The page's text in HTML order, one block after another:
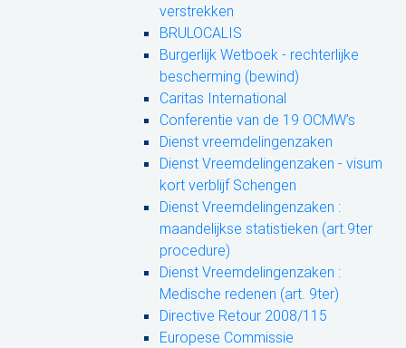
verstrekken
BRULOCALIS
Burgerlijk Wetboek - rechterlijke
bescherming (bewind)
Caritas International
Conferentie van de 19 OCMW’s
Dienst vreemdelingenzaken
Dienst Vreemdelingenzaken - visum
kort verblijf Schengen
Dienst Vreemdelingenzaken :
maandelijkse statistieken (art.9ter
procedure)
Dienst Vreemdelingenzaken :
Medische redenen (art. 9ter)
Directive Retour 2008/115
Europese Commissie